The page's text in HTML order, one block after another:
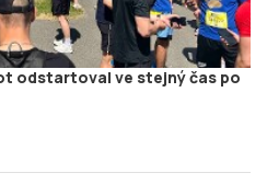
odstartoval ve stejný čas po